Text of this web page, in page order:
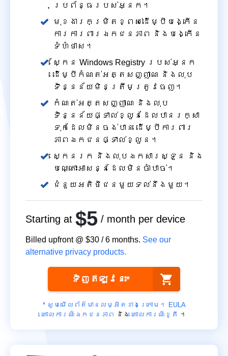
ប្រព័ន្ធរបស់អ្នក។
មុខងារកម្រិតខ្ពស់ដើម្បីបង្កើន
ការការពារឯកជនភាព និងបង្កើន
ទំហំថាស។
ស្កែន Windows Registry របស់អ្នក
ដើម្បីកំណត់អត្តសញ្ញាណ និងលុប
ទិន្នន័យមិនត្រឹមត្រូវចេញ។
កំណត់អត្តសញ្ញាណ និងលុប
ទិន្នន័យផ្ទាល់ខ្លួនដែលបានរក្សា
ទុកដែលមិនចង់បាន ដើម្បីការពារ
ភាពឯកជនផ្ទាល់ខ្លួន។
ស្កេនរក និងលុបឯកសារស្ទួន និង
បណ្តោះអាសន្នដែលមិនចាំបាច់។
ជំនួយអតិថិជនមួយទល់នឹងមួយ។
Starting at $5 / month per device
Billed upfront @ $30 /6 months. See our
alternative privacy products.
ទិញ​ឥឡូវនេះ*
* សូមមើលព័ត៌មានលម្អិតខាងក្រោម។
EULA
គោលការណ៍ឯកជនភាព និង គោលការណ៍ខូគី ។